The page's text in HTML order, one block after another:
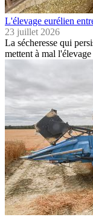
L'élevage eurélien
23 juillet 2026
La sécheresse qui
mettent à mal